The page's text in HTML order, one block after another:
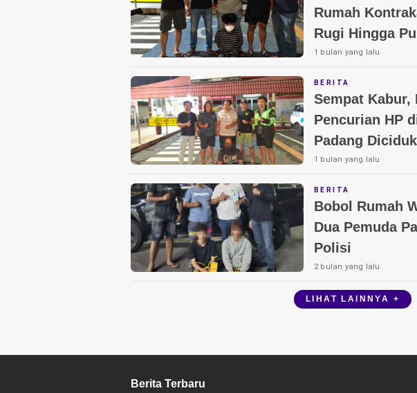
Rumah
Rugi Hingga
1 bulan yang lalu
BERITA
Sempat Kabur,
Pencurian HP
Padang
1 bulan yang lalu
BERITA
Bobol Rumah
Dua Pemuda
Polisi
2 bulan yang lalu
LIHAT LAINNYA +
Berita Terbaru